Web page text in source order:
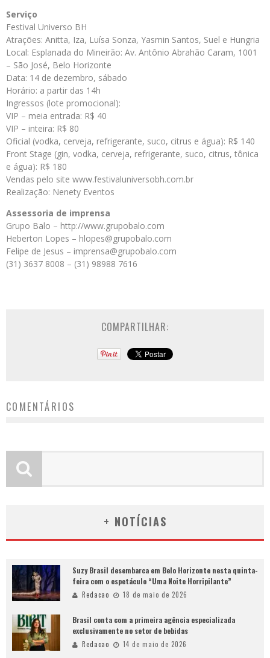
Serviço
Festival Universo BH
Atrações: Anitta, Iza, Luísa Sonza, Yasmin Santos, Suel e Hungria
Local: Esplanada do Mineirão: Av. Antônio Abrahão Caram, 1001
– São José, Belo Horizonte
Data: 14 de dezembro, sábado
Horário: a partir das 14h
Ingressos (lote promocional):
VIP – meia entrada: R$ 40
VIP – inteira: R$ 80
Oficial (vodka, cerveja, refrigerante, suco, citrus e água): R$ 140
Front Stage (gin, vodka, cerveja, refrigerante, suco, citrus, tônica
e água): R$ 180
Vendas pelo site www.festivaluniversobh.com.br
Realização: Nenety Eventos
Assessoria de imprensa
Grupo Balo – http://www.grupobalo.com
Heberton Lopes – hlopes@grupobalo.com
Felipe de Jesus – imprensa@grupobalo.com
(31) 3637 8008 – (31) 98988 7616
COMPARTILHAR:
COMENTÁRIOS
+ NOTÍCIAS
Suzy Brasil desembarca em Belo Horizonte nesta quinta-
feira com o espetáculo “Uma Noite Horripilante”
Redacao 18 de maio de 2026
Brasil conta com a primeira agência especializada
exclusivamente no setor de bebidas
Redacao 14 de maio de 2026